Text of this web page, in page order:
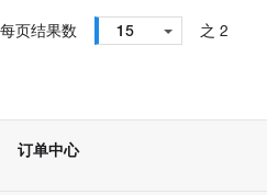
每页结果数 15 之 2
订单中心